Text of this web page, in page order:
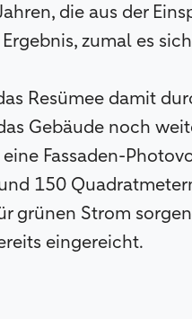
die aus der
zumal es
Resümee damit
Gebäude noch
Fassaden-
150
grünen Strom
eingereicht.